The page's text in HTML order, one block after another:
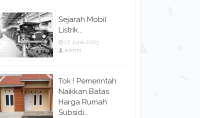
Sejarah Mobil
Listrik...
17 June 2023
admin
Tok ! Pemerintah
Naikkan Batas
Harga Rumah
Subsidi...